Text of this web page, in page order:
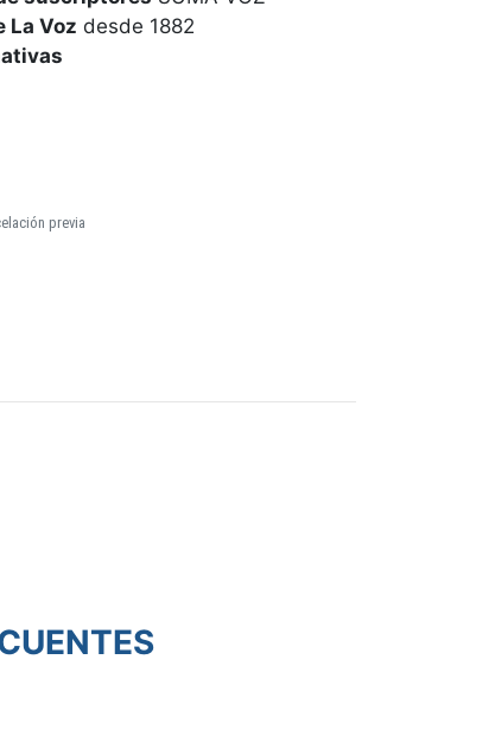
La Voz desde 1882
previa